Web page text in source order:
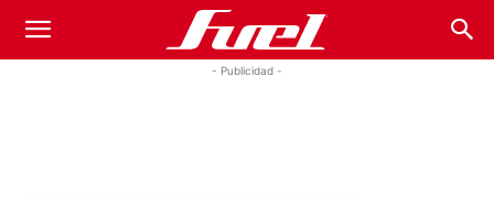
Fuel
- Publicidad -